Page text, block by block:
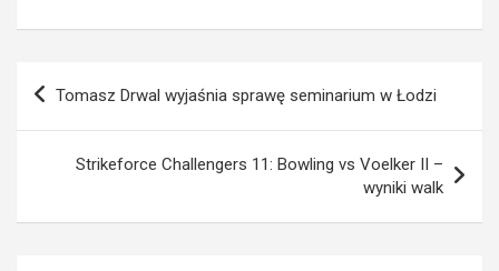
Nawigacja
Tomasz Drwal wyjaśnia sprawę seminarium w Łodzi
Strikeforce Challengers 11: Bowling vs Voelker II –
wyniki walk